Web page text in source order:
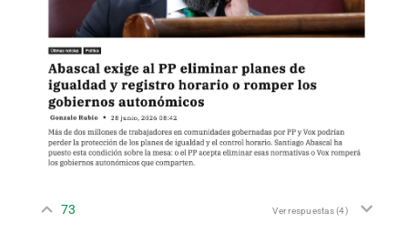
73 Ver respuestas(4)